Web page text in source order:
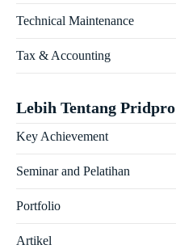
Technical Maintenance
Tax & Accounting
Lebih Tentang Pridpro
Key Achievement
Seminar and Pelatihan
Portfolio
Artikel